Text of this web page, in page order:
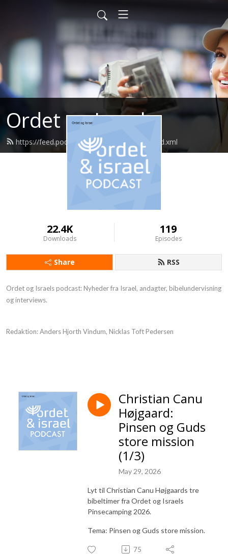
Ordet og Israel
https://feed.podbean.com/ordetogisrael/feed.xml
22.4K
Downloads
119
Episodes
Share RSS
Ordet og Israels podcast: Nyheder fra Israel, andagter, bibelundervisning
og interviews.
Redaktion: Anders Hjorth Vindum, Nicklas Toft Pedersen
Christian Canu
Højgaard:
Pinsen og Guds
store mission
(1/3)
May 29, 2026
Lyt til Christian Canu Højgaards tre
bibeltimer fra Ordet og Israels
Pinsecamping 2026.
Tema: Pinsen og Guds store mission.
75